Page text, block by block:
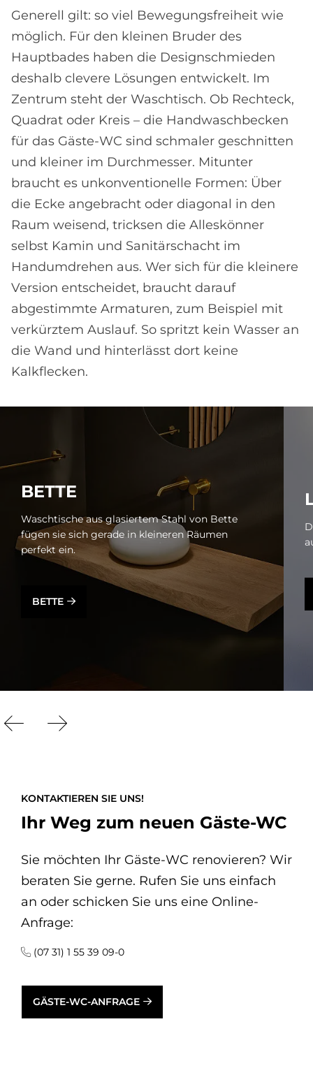
Generell gilt: so viel Bewegungsfreiheit wie
möglich. Für den kleinen Bruder des
Hauptbades haben die Designschmieden
deshalb clevere Lösungen entwickelt. Im
Zentrum steht der Waschtisch. Ob Rechteck,
Quadrat oder Kreis – die Handwaschbecken
für das Gäste-WC sind schmaler geschnitten
und kleiner im Durchmesser. Mitunter
braucht es unkonventionelle Formen: Über
die Ecke angebracht oder diagonal in den
Raum weisend, tricksen die Alleskönner
selbst Kamin und Sanitärschacht im
Handumdrehen aus. Wer sich für die kleinere
Version entscheidet, braucht darauf
abgestimmte Armaturen, zum Beispiel mit
verkürztem Auslauf. So spritzt kein Wasser an
die Wand und hinterlässt dort keine
Kalkflecken.
BET­TE
Waschtische aus glasiertem Stahl von Bette
fügen sie sich gerade in kleineren Räumen
perfekt ein.
BETTE
KONTAKTIEREN SIE UNS!
Ihr Weg zum neuen Gäste-WC
Sie möchten Ihr Gäste-WC renovieren? Wir
beraten Sie gerne. Rufen Sie uns einfach
an oder schicken Sie uns eine Online-
Anfrage:
(07 31) 1 55 39 09-0
GÄSTE-WC-ANFRAGE